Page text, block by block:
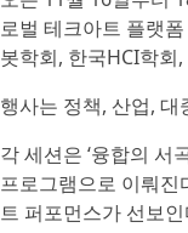
로벌 테크아트 플랫
봇학회, 한국HCI학회
행사는 정책, 산업,
각 세션은 ‘융합의 서
프로그램으로 이뤄진
트 퍼포먼스가 선보인